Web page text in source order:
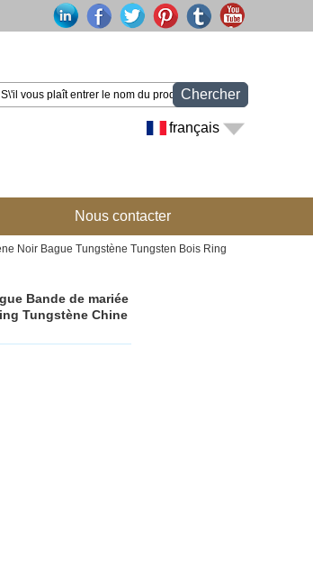
Chercher
français
Nous contacter
Noir Bague Tungstène Tungsten Bois Ring
Bande de mariée
Tungstène Chine